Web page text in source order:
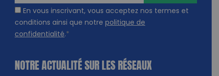
En vous inscrivant, vous acceptez nos termes et
conditions ainsi que notre politique de
confidentialité.*
NOTRE ACTUALITÉ SUR LES RÉSEAUX